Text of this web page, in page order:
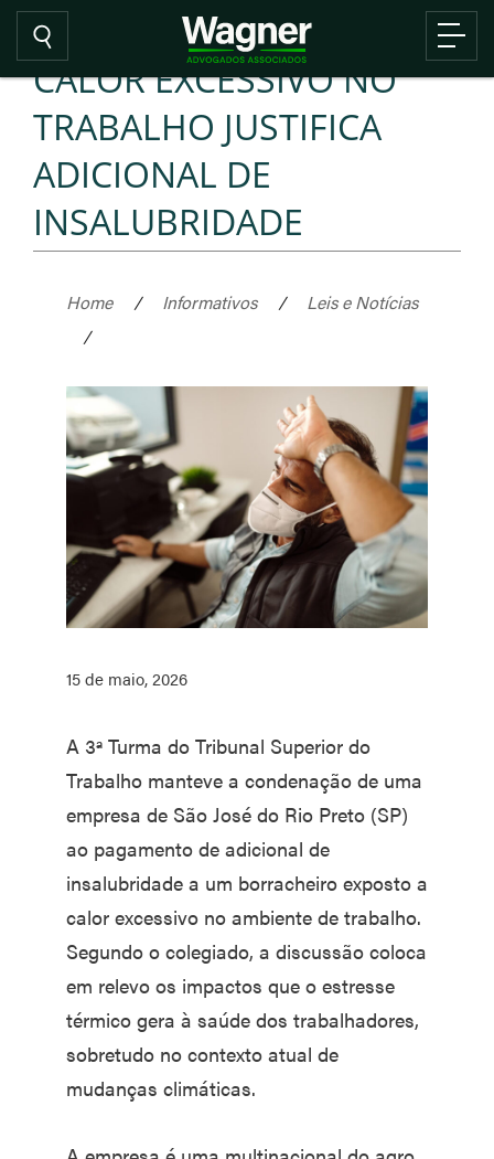
CALOR EXCESSIVO NO
TRABALHO JUSTIFICA
ADICIONAL DE
INSALUBRIDADE
Home / Informativos /
Leis e Notícias
/
15 de maio, 2026
A 3ª Turma do Tribunal Superior do
Trabalho manteve a condenação de uma
empresa de São José do Rio Preto (SP)
ao pagamento de adicional de
insalubridade a um borracheiro exposto a
calor excessivo no ambiente de trabalho.
Segundo o colegiado, a discussão coloca
em relevo os impactos que o estresse
térmico gera à saúde dos trabalhadores,
sobretudo no contexto atual de
mudanças climáticas.